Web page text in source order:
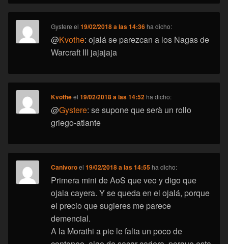
Gystere el19/02/2018 a las 14:36 ha dicho:
@Kvothe: ojalá se parezcan a los Nagas de
Warcraft III jajajaja
Kvotheel19/02/2018 a las 14:52 ha dicho:
@Gystere: se supone que serà un rollo
griego-atlante
Canivoroel19/02/2018 a las 14:55 ha dicho:
Primera mini de AoS que veo y digo que
ojala cayera. Y se queda en el ojalá, porque
el precio que sugieres me parece
demencial.
A la Morathi a pie le falta un poco de